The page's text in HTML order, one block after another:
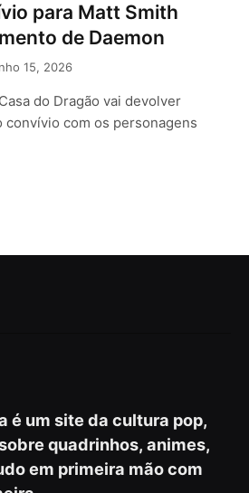
para Matt Smith
de Daemon
15, 2026
do Dragão vai devolver
convívio com os personagens
é um site da cultura pop,
quadrinhos, animes,
em primeira mão com